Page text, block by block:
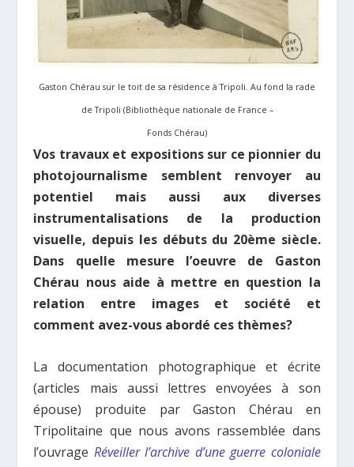
Gaston Chérau sur le toit de sa résidence à Tripoli. Au fond la rade
de Tripoli (Bibliothèque nationale de France –
Fonds Chérau)
Vos travaux et expositions sur ce pionnier du
photojournalisme semblent renvoyer au
potentiel mais aussi aux diverses
instrumentalisations de la production
visuelle, depuis les débuts du 20ème siècle.
Dans quelle mesure l’oeuvre de Gaston
Chérau nous aide à mettre en question la
relation entre images et société et
comment avez-vous abordé ces thèmes?
La documentation photographique et écrite
(articles mais aussi lettres envoyées à son
épouse) produite par Gaston Chérau en
Tripolitaine que nous avons rassemblée dans
l’ouvrage Réveiller l’archive d’une guerre coloniale